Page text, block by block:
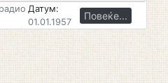
Датум:
01.01.1957
Повеќе...